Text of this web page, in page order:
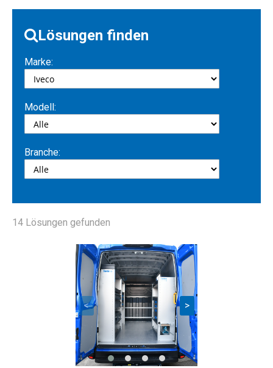
Lösungen finden
Marke:
Modell:
Branche:
14 Lösungen gefunden
< >